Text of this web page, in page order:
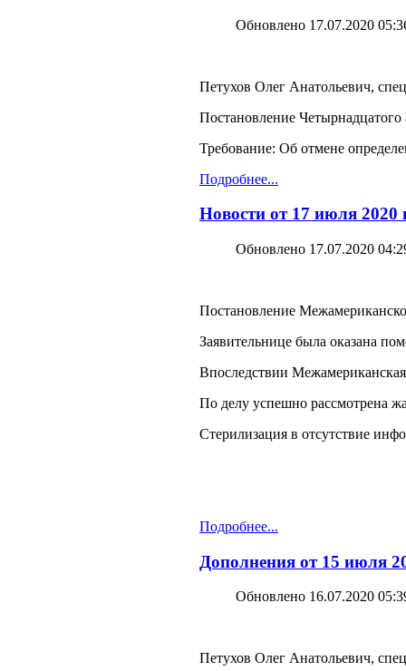
Обновлено 17.07.2020
Петухов Олег Анатольевич,
Постановление
Требование: Об отмене
Подробнее...
Новости от 17 июля
Обновлено 17.07.2020
Постановление
Заявительнице была оказана
Впоследствии
По делу успешно рассмотрена
Стерилизация в отсутствие
Подробнее...
Дополнения от 15 июля
Обновлено 16.07.2020
Петухов Олег Анатольевич,